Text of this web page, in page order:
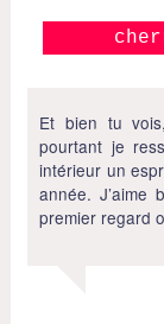
Et bien tu
pourtant je
intérieur un
année. J’aime
premier regard